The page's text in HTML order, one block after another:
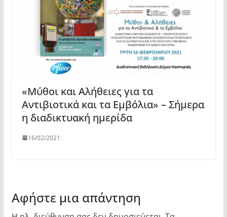
«Μύθοι και Αλήθειες για τα
Αντιβιοτικά και τα Εμβόλια» – Σήμερα
η διαδικτυακή ημερίδα
16/02/2021
Αφήστε μια απάντηση